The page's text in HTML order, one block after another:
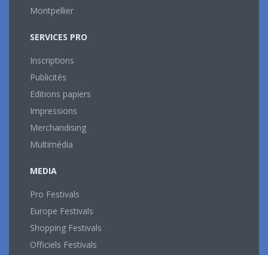
Montpellier
SERVICES PRO
Inscriptions
Publicités
Editions papiers
Impressions
Merchandising
Multimédia
MEDIA
Pro Festivals
Europe Festivals
Shopping Festivals
Officiels Festivals